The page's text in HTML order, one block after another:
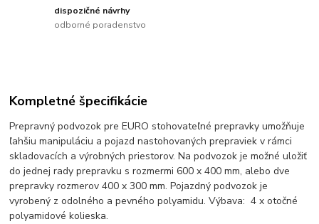
dispozičné návrhy
odborné poradenstvo
Kompletné špecifikácie
Prepravný podvozok pre EURO stohovateľné prepravky umožňuje
ľahšiu manipuláciu a pojazd nastohovaných prepraviek v rámci
skladovacích a výrobných priestorov. Na podvozok je možné uložiť
do jednej rady prepravku s rozmermi 600 x 400 mm, alebo dve
prepravky rozmerov 400 x 300 mm. Pojazdný podvozok je
vyrobený z odolného a pevného polyamidu. Výbava: 4 x otočné
polyamidové kolieska.